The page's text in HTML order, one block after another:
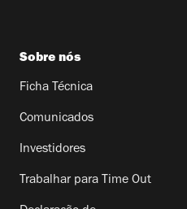
Sobre nós
Ficha Técnica
Comunicados
Investidores
Trabalhar para Time Out